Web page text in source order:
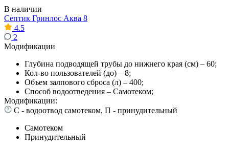
В наличии
Септик Гринлос Аква 8
4.5
2
Модификации
Глубина подводящей трубы до нижнего края (см) – 60;
Кол-во пользователей (до) – 8;
Объем залпового сброса (л) – 400;
Способ водоотведения – Самотеком;
Модификации:
С - водоотвод самотеком, П - принудительный
Самотеком
Принудительный